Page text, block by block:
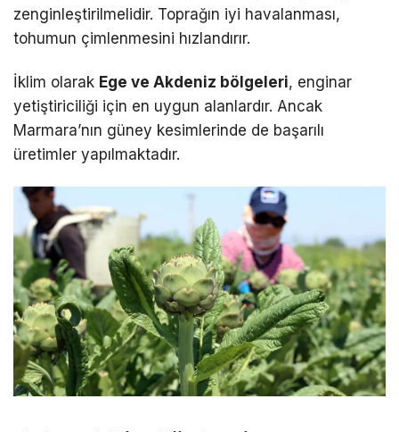
zenginleştirilmelidir. Toprağın iyi havalanması,
tohumun çimlenmesini hızlandırır.
İklim olarak Ege ve Akdeniz bölgeleri, enginar
yetiştiriciliği için en uygun alanlardır. Ancak
Marmara’nın güney kesimlerinde de başarılı
üretimler yapılmaktadır.